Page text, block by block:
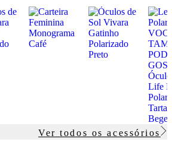
Ver todos os acessórios